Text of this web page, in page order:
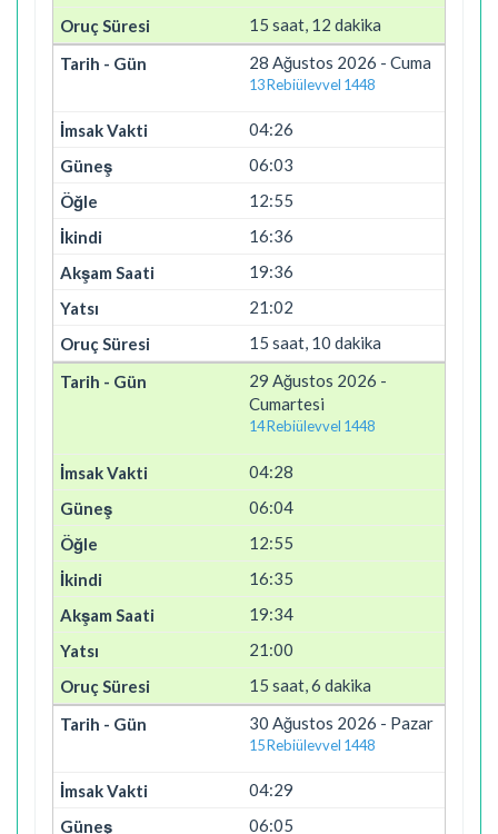
15 saat, 12 dakika
28 Ağustos 2026 - Cuma
13 Rebiülevvel 1448
04:26
06:03
12:55
16:36
19:36
21:02
15 saat, 10 dakika
29 Ağustos 2026 -
Cumartesi
14 Rebiülevvel 1448
04:28
06:04
12:55
16:35
19:34
21:00
15 saat, 6 dakika
30 Ağustos 2026 - Pazar
15 Rebiülevvel 1448
04:29
06:05